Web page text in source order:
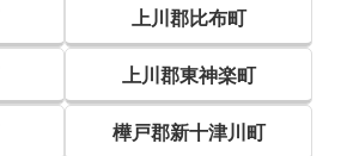
上川郡比布町
上川郡東神楽町
樺戸郡新十津川町